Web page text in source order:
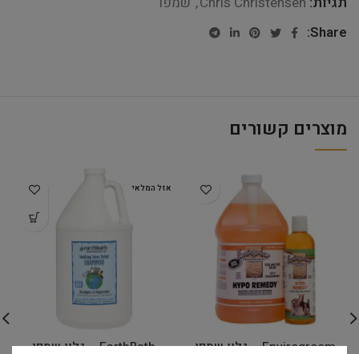
Share:
מוצרים קשורים
Envirogroom – גלון שמפו
אזל המלאי
EarthBath – גלון שמפו